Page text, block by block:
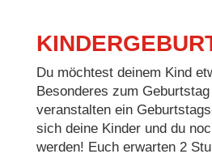
Du möchtest deinem Kind
Besonderes zum
veranstalten ein
sich deine Kinder und du
werden! Euch erwarten 2